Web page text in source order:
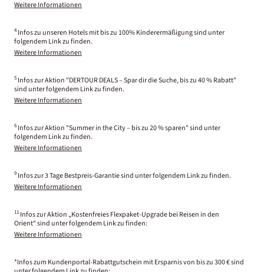
Weitere Informationen
4 Infos zu unseren Hotels mit bis zu 100% Kinderermäßigung sind unter
folgendem Link zu finden.
Weitere Informationen
5 Infos zur Aktion "DERTOUR DEALS – Spar dir die Suche, bis zu 40 % Rabatt"
sind unter folgendem Link zu finden.
Weitere Informationen
6 Infos zur Aktion "Summer in the City – bis zu 20 % sparen" sind unter
folgendem Link zu finden.
Weitere Informationen
9 Infos zur 3 Tage Bestpreis-Garantie sind unter folgendem Link zu finden.
Weitere Informationen
11 Infos zur Aktion „Kostenfreies Flexpaket-Upgrade bei Reisen in den
Orient“ sind unter folgendem Link zu finden:
Weitere Informationen
*Infos zum Kundenportal-Rabattgutschein mit Ersparnis von bis zu 300 € sind